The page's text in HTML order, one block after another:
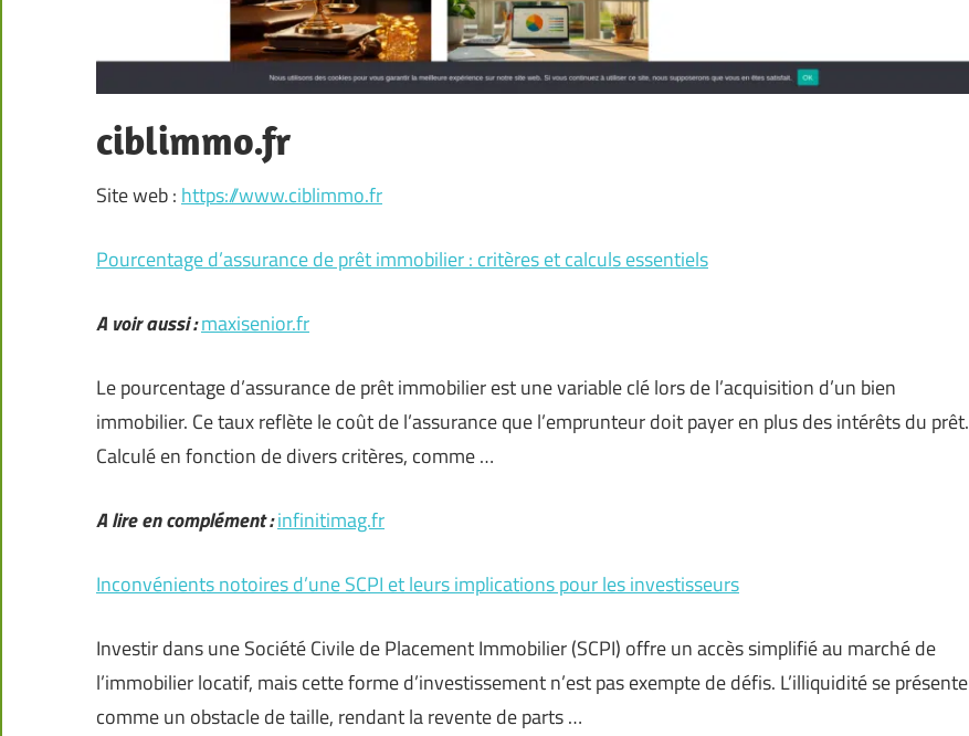
ciblimmo.fr
Site web : https://www.ciblimmo.fr
Pourcentage d’assurance de prêt immobilier : critères et calculs essentiels
A voir aussi :maxisenior.fr
Le pourcentage d’assurance de prêt immobilier est une variable clé lors de l’acquisition d’un bien
immobilier. Ce taux reflète le coût de l’assurance que l’emprunteur doit payer en plus des intérêts du prêt.
Calculé en fonction de divers critères, comme …
A lire en complément :infinitimag.fr
Inconvénients notoires d’une SCPI et leurs implications pour les investisseurs
Investir dans une Société Civile de Placement Immobilier (SCPI) offre un accès simplifié au marché de
l’immobilier locatif, mais cette forme d’investissement n’est pas exempte de défis. L’illiquidité se présente
comme un obstacle de taille, rendant la revente de parts …